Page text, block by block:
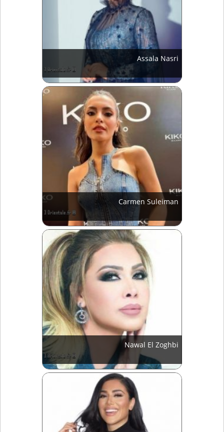
Assala Nasri
Carmen Suleiman
Nawal El Zoghbi